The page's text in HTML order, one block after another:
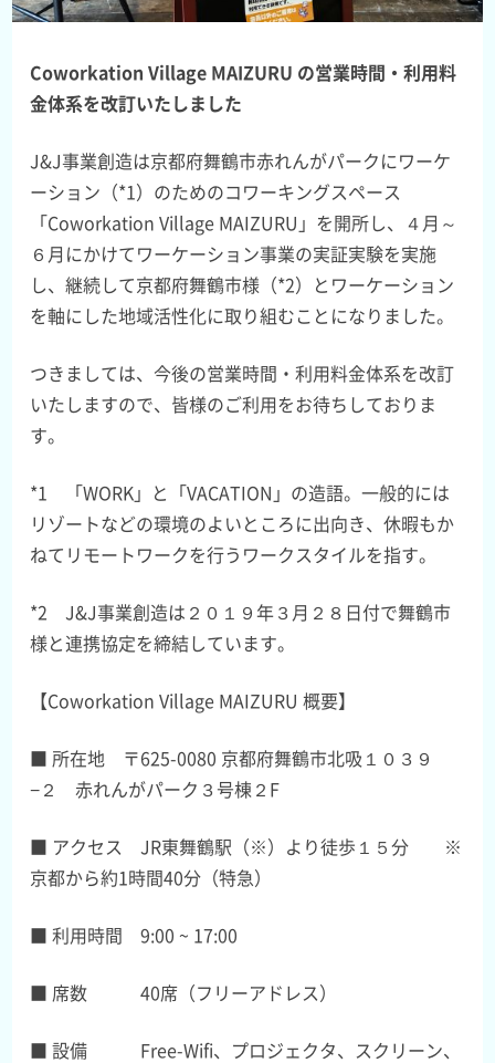
Coworkation Village MAIZURU の営業時間・利用料
金体系を改訂いたしました
J&J事業創造は京都府舞鶴市赤れんがパークにワーケ
ーション（*1）のためのコワーキングスペース
「Coworkation Village MAIZURU」を開所し、４月～
６月にかけてワーケーション事業の実証実験を実施
し、継続して京都府舞鶴市様（*2）とワーケーション
を軸にした地域活性化に取り組むことになりました。
つきましては、今後の営業時間・利用料金体系を改訂
いたしますので、皆様のご利用をお待ちしておりま
す。
*1 「WORK」と「VACATION」の造語。一般的には
リゾートなどの環境のよいところに出向き、休暇もか
ねてリモートワークを行うワークスタイルを指す。
*2 J&J事業創造は２０１９年３月２８日付で舞鶴市
様と連携協定を締結しています。
【Coworkation Village MAIZURU 概要】
■ 所在地 〒625-0080 京都府舞鶴市北吸１０３９
−２ 赤れんがパーク３号棟２F
■ アクセス JR東舞鶴駅（※）より徒歩１５分 ※
京都から約1時間40分（特急）
■ 利用時間 9:00 ~ 17:00
■ 席数 40席（フリーアドレス）
■ 設備 Free-Wifi、プロジェクタ、スクリーン、